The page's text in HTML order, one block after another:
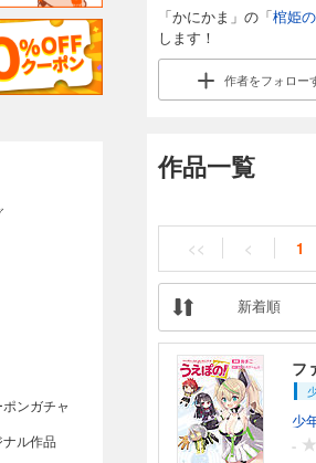
「かにかま」の「棺姫
します！
作者をフォロー
作品一覧
<< < 1
新着順
フ
少
-
ンガチャ
ル作品